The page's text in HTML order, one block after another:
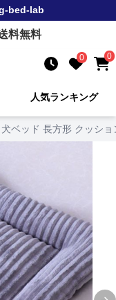
bed-lab
料無料
0 0
人気ランキング
犬ベッド 長方形 クッショ